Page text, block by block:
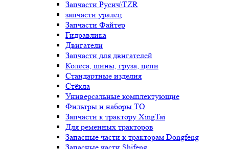
Запчасти Русич\TZR
запчасти уралец
Запчасти Файтер
Гидравлика
Двигатели
Запчасти для двигателей
Колёса, шины, груза, цепи
Стандартные изделия
Стёкла
Универсальные комплектующие
Фильтры и наборы ТО
Запчасти к трактору XingTai
Для ременных тракторов
Запасные части к тракторам Dongfeng